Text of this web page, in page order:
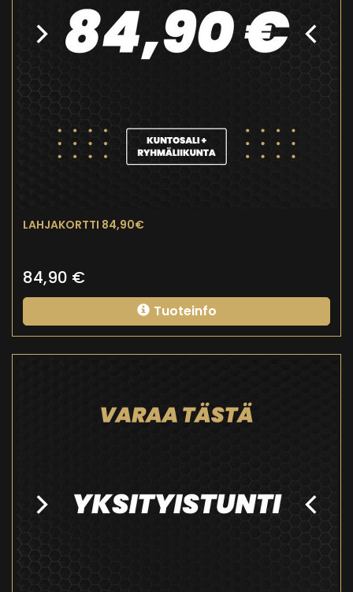
LAHJAKORTTI 84,90€
84,90 €
Tuoteinfo